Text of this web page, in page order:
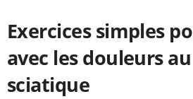
Exercices simples
avec les douleurs
sciatique